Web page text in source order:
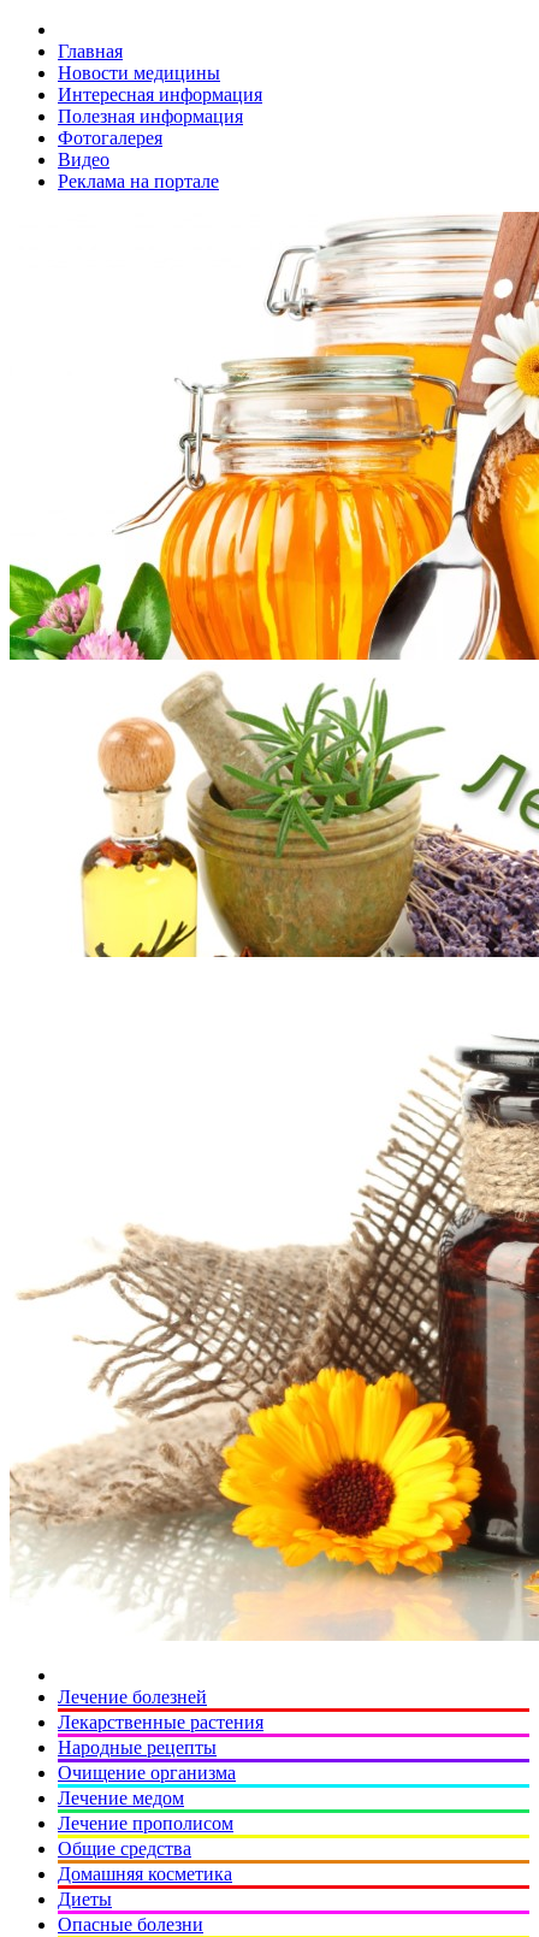
Главная
Новости медицины
Интересная информация
Полезная информация
Фотогалерея
Видео
Реклама на портале
Лечение болезней
Лекарственные растения
Народные рецепты
Очищение организма
Лечение медом
Лечение прополисом
Общие средства
Домашняя косметика
Диеты
Опасные болезни